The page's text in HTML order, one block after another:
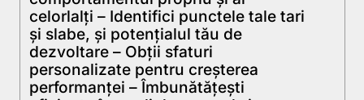
celorlalți – Identifici punctele tale tari
și slabe, și potențialul tău de
dezvoltare – Obții sfaturi
personalizate pentru creșterea
performanței – Îmbunătățești